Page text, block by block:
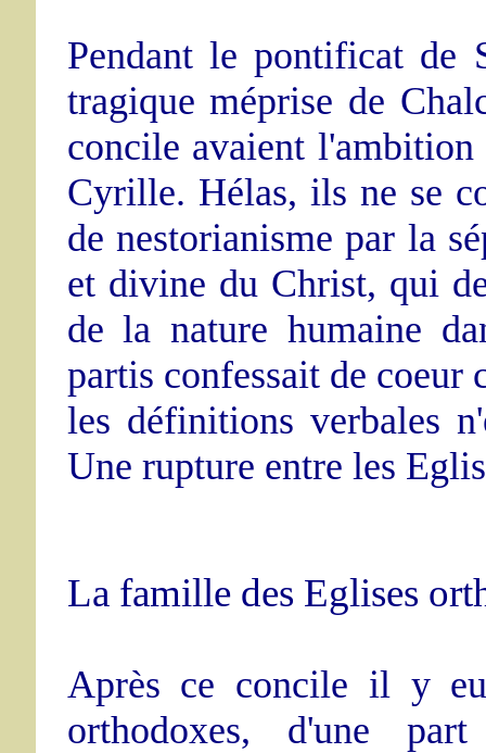
Pendant le pontificat de
tragique méprise de
concile avaient
Cyrille. Hélas, ils ne se
de nestorianisme par la
et divine du Christ, qui
de la nature humaine
partis confessait de coeur
les définitions verbales
Une rupture entre les
La famille des Eglises
Après ce concile il y
orthodoxes, d'une